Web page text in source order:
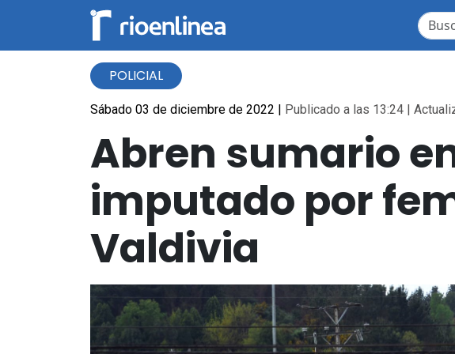
POLICIAL
Sábado 03 de diciembre de 2022 | Publicado a las 13:24 |
Abren sumario
imputado por
Valdivia